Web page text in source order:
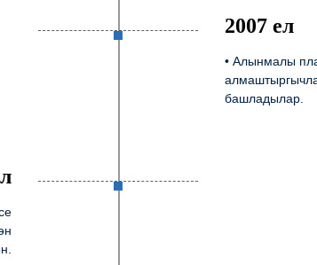
2007 ел
• Алынмалы
башладылар.